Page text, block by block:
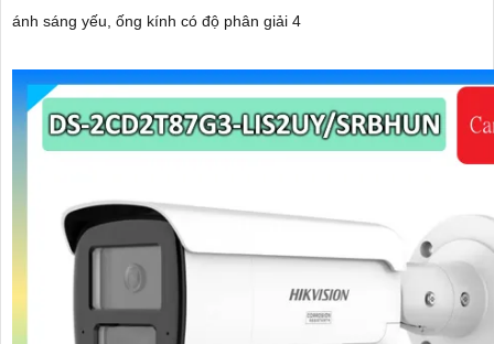
ánh sáng yếu, ống kính có độ phân giải 4